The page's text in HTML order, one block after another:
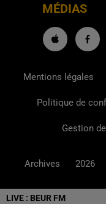
LIVE : BEUR FM
MÉDIAS
Mentions légales
Politique de
Gestion
Archives 2026